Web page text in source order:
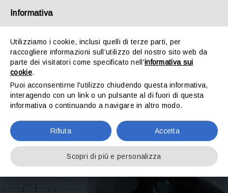
Salta
Chi Siamo
Prodotti
Noleggio strumentale
Lavori
Privacy Policy
Informativa
Utilizziamo i cookie, inclusi quelli di terze parti, per
raccogliere informazioni sull’utilizzo del nostro sito web da
parte dei visitatori come specificato nell'informativa sui
cookie.
Puoi acconsentirne l'utilizzo chiudendo questa informativa,
interagendo con un link o un pulsante al di fuori di questa
informativa o continuando a navigare in altro modo.
Rifiuta Accetta
Scopri di più e personalizza